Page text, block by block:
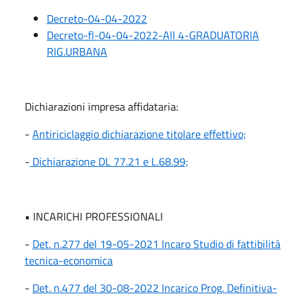
Decreto-04-04-2022
Decreto-fl-04-04-2022-All 4-GRADUATORIA
RIG.URBANA
Dichiarazioni impresa affidataria:
- Antiriciclaggio dichiarazione titolare effettivo;
- Dichiarazione DL 77.21 e L.68.99;
• INCARICHI PROFESSIONALI
- Det. n.277 del 19-05-2021 Incaro Studio di fattibilità
tecnica-economica
- Det. n.477 del 30-08-2022 Incarico Prog. Definitiva-